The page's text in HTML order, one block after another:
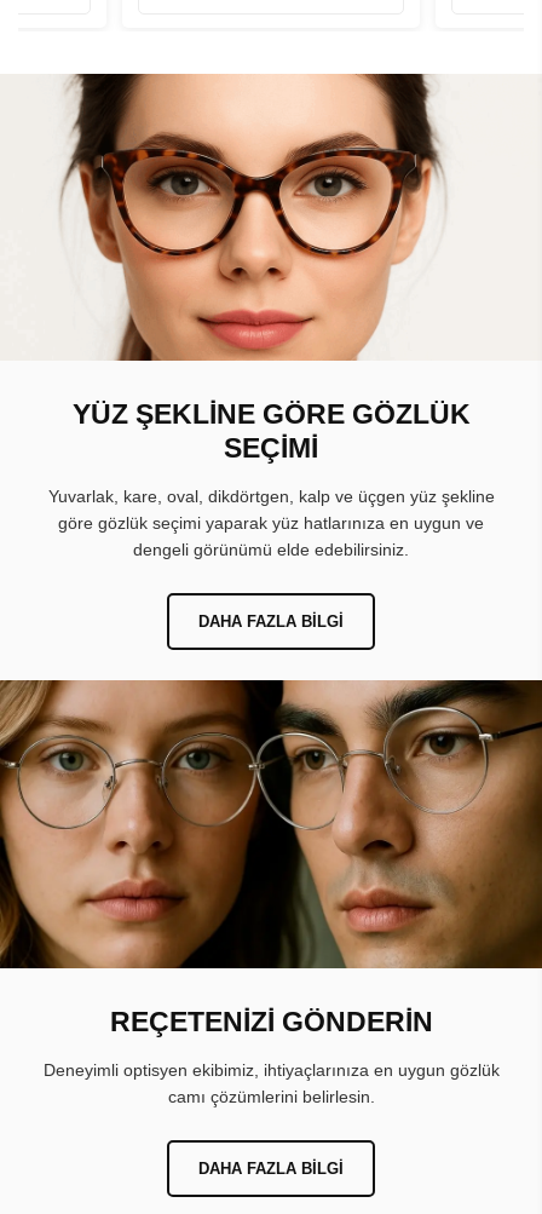
YÜZ ŞEKLİNE GÖRE GÖZLÜK
SEÇİMİ
Yuvarlak, kare, oval, dikdörtgen, kalp ve üçgen yüz şekline
göre gözlük seçimi yaparak yüz hatlarınıza en uygun ve
dengeli görünümü elde edebilirsiniz.
DAHA FAZLA BILGI
REÇETENİZİ GÖNDERİN
Deneyimli optisyen ekibimiz, ihtiyaçlarınıza en uygun gözlük
camı çözümlerini belirlesin.
DAHA FAZLA BILGI